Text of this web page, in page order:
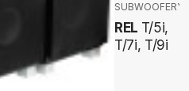
SUBWOOFERY
REL T/5i,
T/7i, T/9i